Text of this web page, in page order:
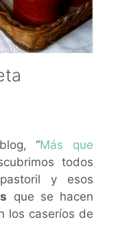
“Más que
todos
y esos
que se hacen
los caseríos de